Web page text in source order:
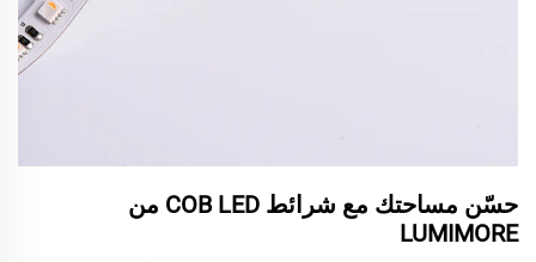
حسّن مساحتك مع شرائط COB LED من
LUMIMORE